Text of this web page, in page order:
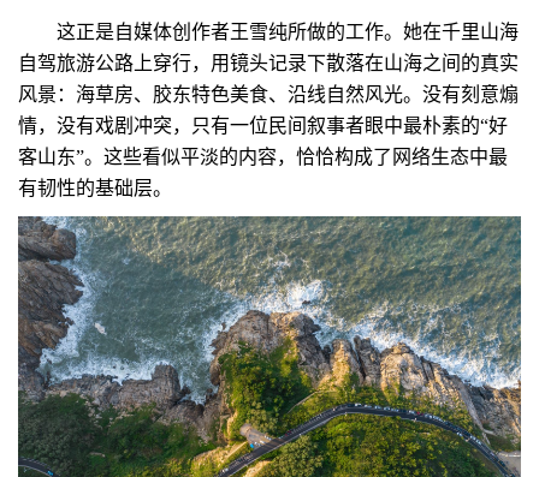
这正是自媒体创作者王雪纯所做的工作。她在千里山海
自驾旅游公路上穿行，用镜头记录下散落在山海之间的真实
风景：海草房、胶东特色美食、沿线自然风光。没有刻意煽
情，没有戏剧冲突，只有一位民间叙事者眼中最朴素的“好
客山东”。这些看似平淡的内容，恰恰构成了网络生态中最
有韧性的基础层。